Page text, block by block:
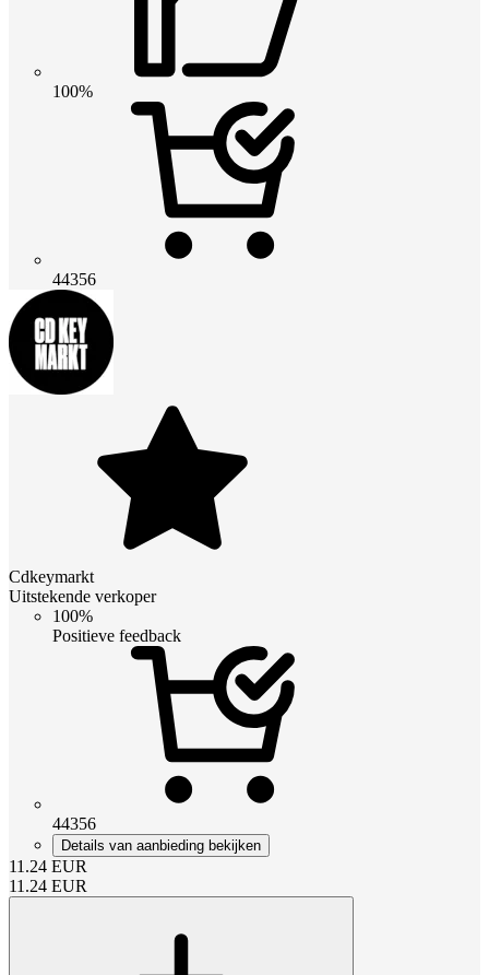
100%
44356
Cdkeymarkt
Uitstekende verkoper
100%
Positieve feedback
44356
Details van aanbieding bekijken
11.24 EUR
11.24 EUR